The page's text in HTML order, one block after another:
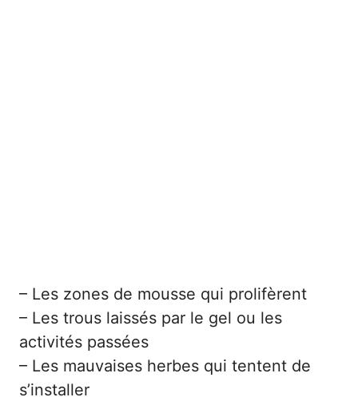
– Les zones de mousse qui prolifèrent
– Les trous laissés par le gel ou les
activités passées
– Les mauvaises herbes qui tentent de
s’installer